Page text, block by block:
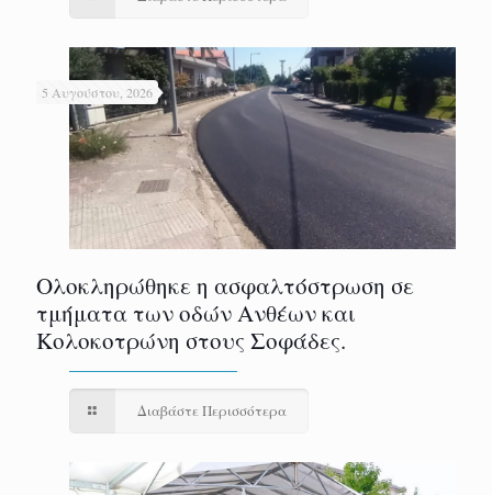
5 Αυγούστου, 2026
Ολοκληρώθηκε η ασφαλτόστρωση σε
τμήματα των οδών Ανθέων και
Κολοκοτρώνη στους Σοφάδες.
Διαβάστε Περισσότερα